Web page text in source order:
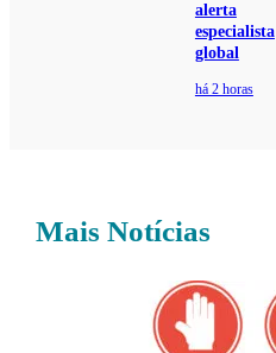
alerta
especialista
global
há 2 horas
Mais Notícias